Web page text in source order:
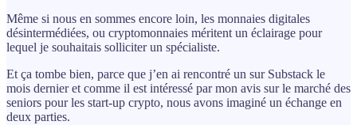
Même si nous en sommes encore loin, les monnaies digitales
désintermédiées, ou cryptomonnaies méritent un éclairage pour
lequel je souhaitais solliciter un spécialiste.
Et ça tombe bien, parce que j’en ai rencontré un sur Substack le
mois dernier et comme il est intéressé par mon avis sur le marché des
seniors pour les start-up crypto, nous avons imaginé un échange en
deux parties.